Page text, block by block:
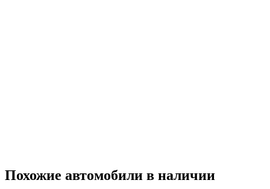
Похожие автомобили в наличии